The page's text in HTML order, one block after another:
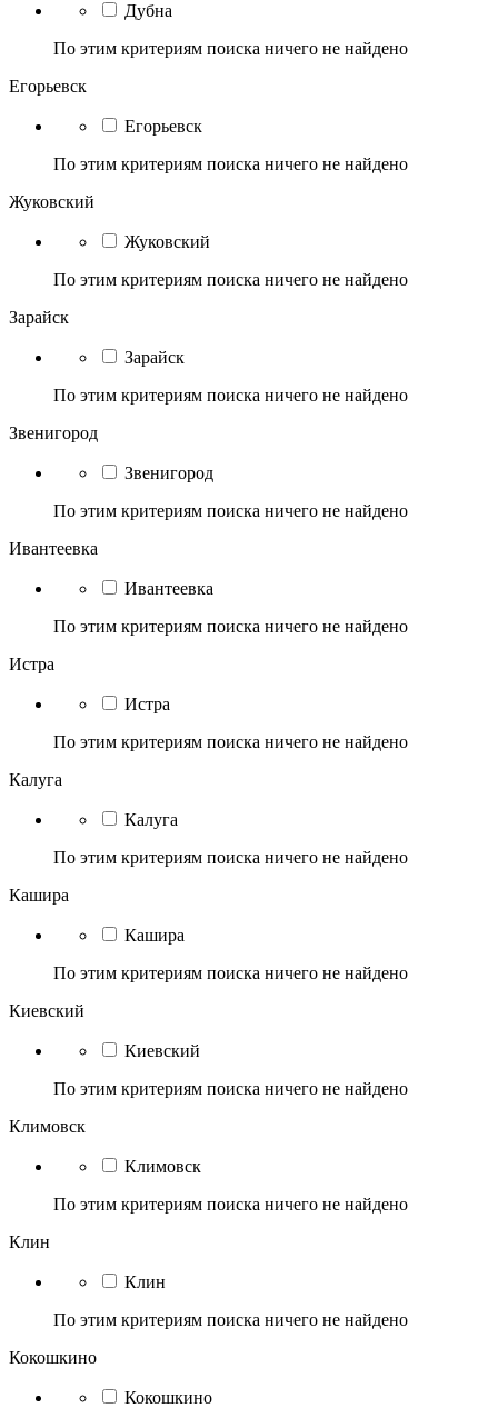
Дубна
По этим критериям поиска ничего не найдено
Егорьевск
Егорьевск
По этим критериям поиска ничего не найдено
Жуковский
Жуковский
По этим критериям поиска ничего не найдено
Зарайск
Зарайск
По этим критериям поиска ничего не найдено
Звенигород
Звенигород
По этим критериям поиска ничего не найдено
Ивантеевка
Ивантеевка
По этим критериям поиска ничего не найдено
Истра
Истра
По этим критериям поиска ничего не найдено
Калуга
Калуга
По этим критериям поиска ничего не найдено
Кашира
Кашира
По этим критериям поиска ничего не найдено
Киевский
Киевский
По этим критериям поиска ничего не найдено
Климовск
Климовск
По этим критериям поиска ничего не найдено
Клин
Клин
По этим критериям поиска ничего не найдено
Кокошкино
Кокошкино